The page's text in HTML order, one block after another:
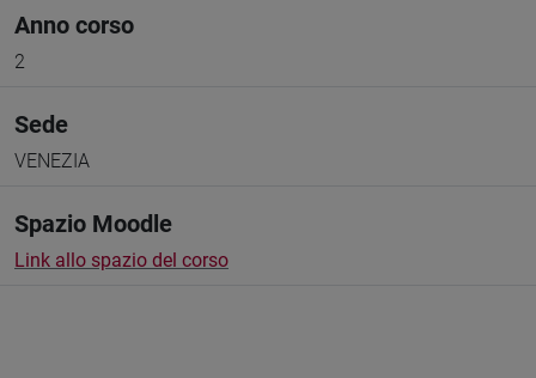
Anno corso
2
Sede
VENEZIA
Spazio Moodle
Link allo spazio del corso